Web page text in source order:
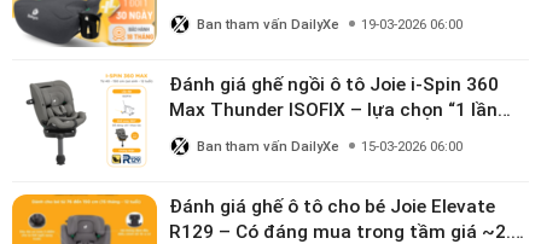
mua?
Ban tham vấn DailyXe 19-03-2026 06:00
Đánh giá ghế ngồi ô tô Joie i-Spin 360
Max Thunder ISOFIX – lựa chọn “1 lần
dùng đến 12 năm” có đáng giá gần 9
triệu?
Ban tham vấn DailyXe 15-03-2026 06:00
Đánh giá ghế ô tô cho bé Joie Elevate
R129 – Có đáng mua trong tầm giá ~2.8